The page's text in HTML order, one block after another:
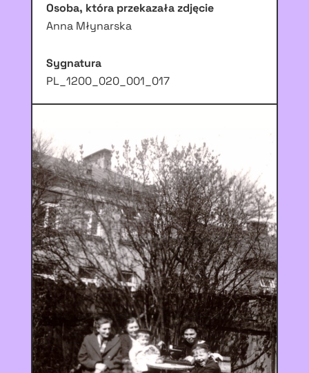
Osoba, która przekazała zdjęcie
Anna Młynarska
Sygnatura
PL_1200_020_001_017